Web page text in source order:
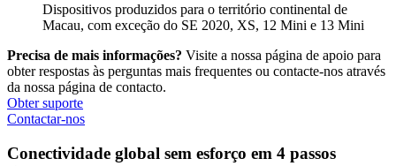
Dispositivos produzidos para o território continental de
Macau, com exceção do SE 2020, XS, 12 Mini e 13 Mini
Precisa de mais informações? Visite a nossa página de apoio para
obter respostas às perguntas mais frequentes ou contacte-nos através
da nossa página de contacto.
Obter suporte
Contactar-nos
Conectividade global sem esforço em 4 passos